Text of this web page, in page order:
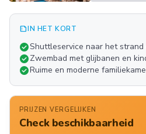
summarizeIN HET KORT
check_circleShuttleservice naar het strand
check_circleZwembad met glijbanen en
check_circleRuime en moderne
PRIJZEN VERGELIJKEN
Check beschikbaarheid